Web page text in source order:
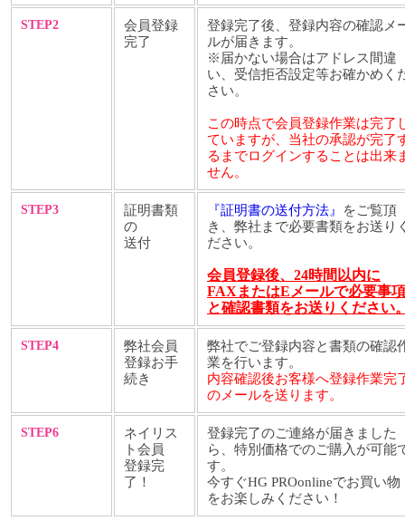
STEP2
会員登録
完了
登録完了後、登録内容の確認メ
ルが届きます。
※届かない場合はアドレス間違
い、受信拒否設定等お確かめく
さい。
この時点で会員登録作業は完了
ていますが、当社の承認が完了
るまでログインすることは出来
せん。
STEP3
証明書類
の
送付
『証明書の送付方法』
をご覧頂
き、弊社まで必要書類をお送り
ださい。
会員登録後、24時間以内に
FAXまたはEメールで必要事項
と確認書類をお送りください
STEP4
弊社会員
登録お手
続き
弊社でご登録内容と書類の確認
業を行います。
内容確認後お客様へ登録作業完
のメールを送ります。
STEP6
ネイリス
ト会員
登録完
了！
登録完了のご連絡が届きました
ら、特別価格でのご購入が可能
す。
今すぐHG PROonlineでお買い物
をお楽しみください！